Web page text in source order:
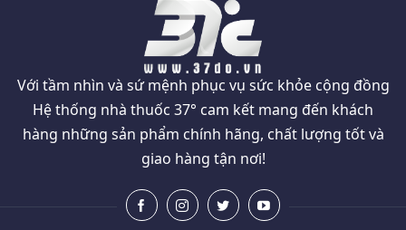
Với tầm nhìn và sứ mệnh phục vụ sức khỏe cộng đồng
Hệ thống nhà thuốc 37° cam kết mang đến khách
hàng những sản phẩm chính hãng, chất lượng tốt và
giao hàng tận nơi!